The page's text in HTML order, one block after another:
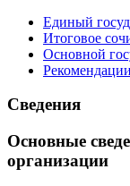
Единый
Итоговое
Основной
Сведения
Основные
организации